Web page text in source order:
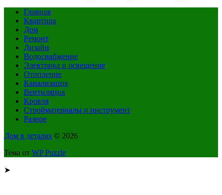
Главная
Квартира
Дом
Ремонт
Дизайн
Водоснабжение
Электрика и освещение
Отопление
Канализация
Вентиляция
Кровля
Стройматериалы и инструмент
Разное
Дом в деталях © 2026
Тема от WP Puzzle
➤